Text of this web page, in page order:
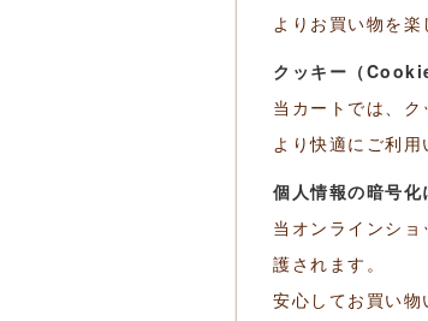
よりお買い物を
クッキー（
当カートでは、ク
より快適にご利
個人情報の暗号化
当オンラインシ
護されます。
安心してお買い物